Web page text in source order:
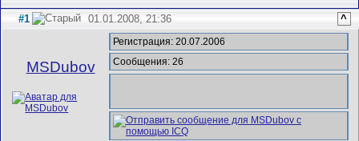
#1 01.01.2008, 21:36 ^
MSDubov
Регистрация: 20.07.2006
Сообщения: 26